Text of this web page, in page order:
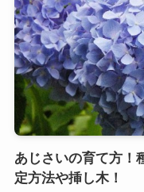
あじさいの育て方！
定方法や挿し木！